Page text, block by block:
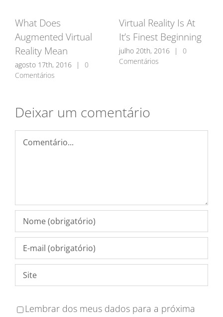
What Does
Augmented Virtual
Reality Mean
agosto 17th, 2016 |
0
Comentários
Virtual Reality Is At
It’s Finest Beginning
julho 20th, 2016 |
0
Comentários
Deixar um comentário
Comentário
Lembrar dos meus dados para a próxima